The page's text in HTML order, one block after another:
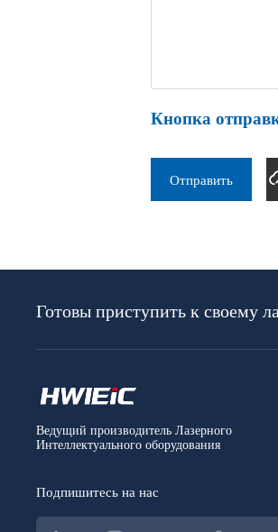
Кнопка
Отправить
Готовы приступить к своему
Ведущий производитель Лазерного
Интеллектуального оборудования
Подпишитесь на нас